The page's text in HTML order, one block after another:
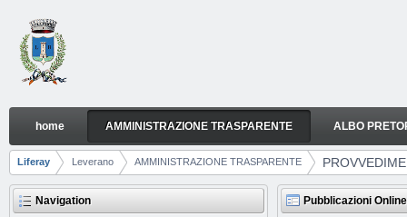
Skip to Content
PROVVEDIMENTI
Navigation
home AMMINISTRAZIONE TRASPARENTE ALBO
Breadcrumbs
Liferay Leverano AMMINISTRAZIONE TRASPARENTE
Navigation Pubblicazioni Online